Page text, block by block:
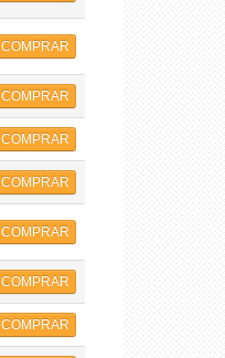
COMPRAR
COMPRAR
COMPRAR
COMPRAR
COMPRAR
COMPRAR
COMPRAR